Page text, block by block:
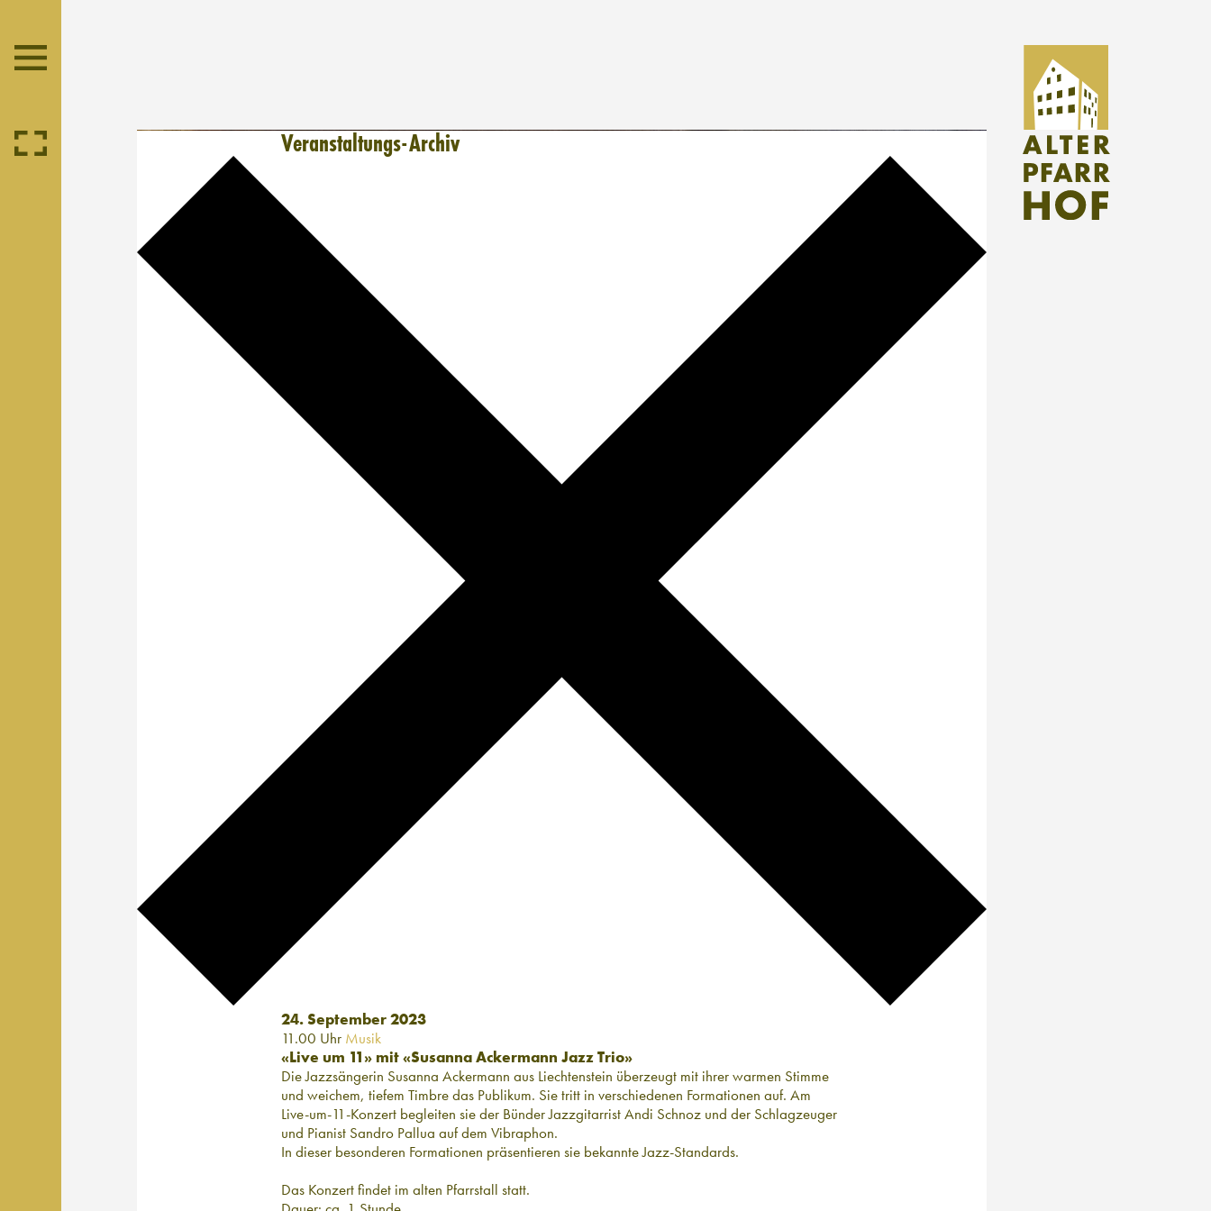
Veranstaltungs-Archiv
24. September 2023
11.00 Uhr Musik
«Live um 11» mit «Susanna Ackermann Jazz Trio»
Die Jazzsängerin Susanna Ackermann aus Liechtenstein überzeugt mit ihrer warmen Stimme
und weichem, tiefem Timbre das Publikum. Sie tritt in verschiedenen Formationen auf. Am
Live-um-11-Konzert begleiten sie der Bünder Jazzgitarrist Andi Schnoz und der Schlagzeuger
und Pianist Sandro Pallua auf dem Vibraphon.
In dieser besonderen Formationen präsentieren sie bekannte Jazz-Standards.
Das Konzert findet im alten Pfarrstall statt.